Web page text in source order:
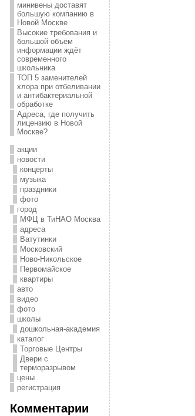
минивены доставят
большую компанию в
Новой Москве
Высокие требования и
большой объём
информации ждёт
современного
школьника
ТОП 5 заменителей
хлора при отбеливании
и антибактериальной
обработке
Адреса, где получить
лицензию в Новой
Москве?
акции
новости
концерты
музыка
праздники
фото
город
МФЦ в ТиНАО Москва
адреса
Ватутинки
Московский
Ново-Никольское
Первомайское
квартиры
авто
видео
фото
школы
дошкольная-академия
каталог
Торговые Центры
Двери с
терморазрывом
цены
регистрация
Комментарии